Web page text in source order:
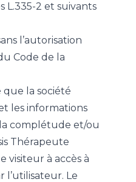
2 et suivants
l’autorisation
Code de la
que la société
les informations
complétude et/ou
Thérapeute
visiteur à accès à
l’utilisateur. Le